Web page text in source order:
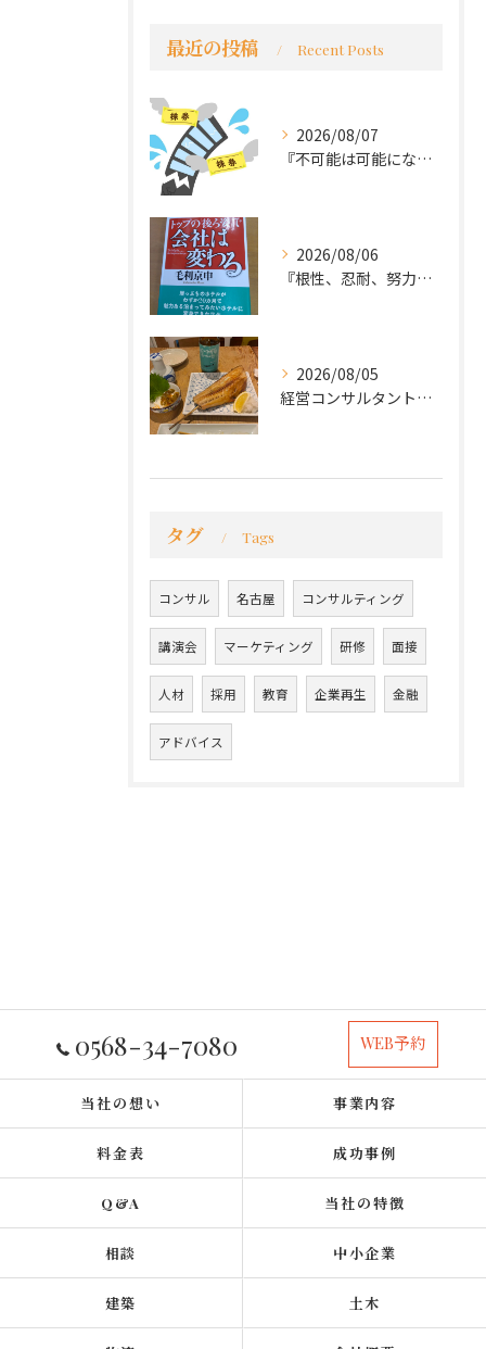
最近の投稿 Recent Posts
2026/08/07
『不可能は可能になる』
2026/08/06
『根性、忍耐、努力という言葉は死語なのか』
2026/08/05
経営コンサルタントのモーちゃん・毛利京申です。
タグ Tags
コンサル 名古屋 コンサルティング
講演会 マーケティング 研修 面接
人材 採用 教育 企業再生 金融
アドバイス
0568-34-7080 WEB予約
当社の想い 事業内容
料金表 成功事例
Q&A 当社の特徴
相談 中小企業
建築 土木